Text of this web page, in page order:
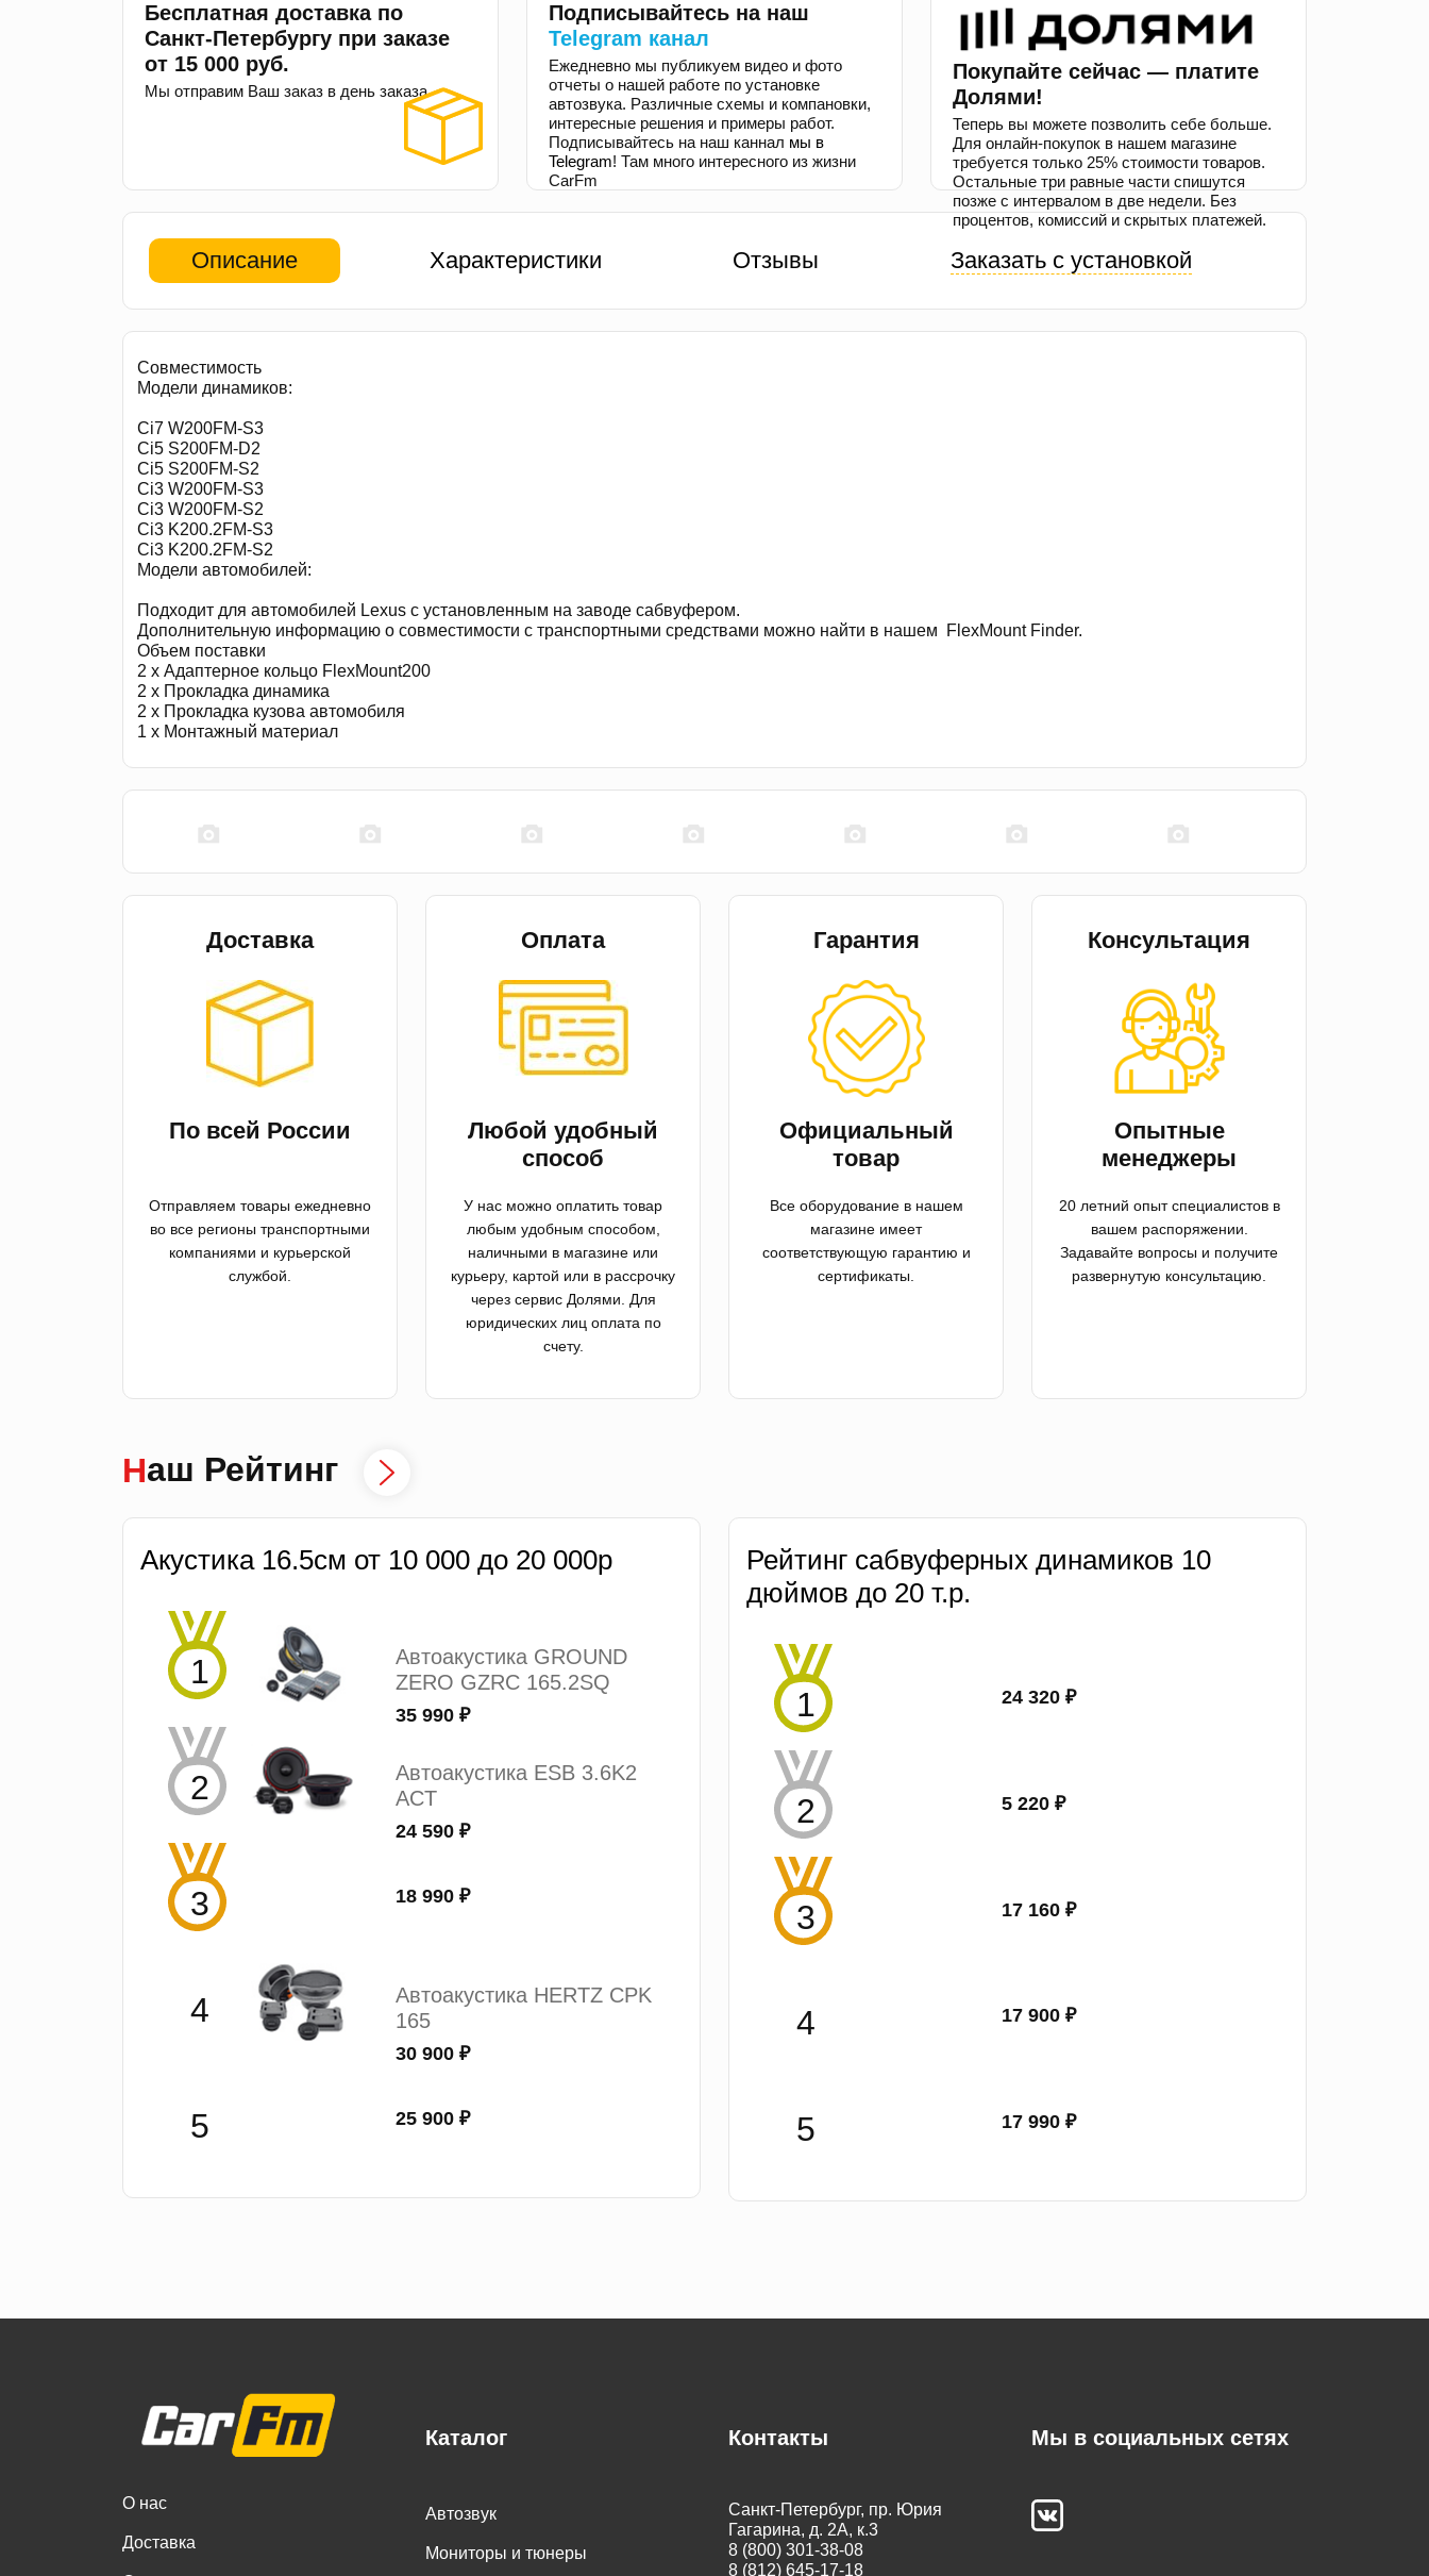
Бесплатная доставка по
Санкт-Петербургу при заказе
от 15 000 руб.
Мы отправим Ваш заказ в день заказа.
Подписывайтесь на наш
Telegram канал
Ежедневно мы публикуем видео и фото
отчеты о нашей работе по установке
автозвука. Различные схемы и компановки,
интересные решения и примеры работ.
Подписывайтесь на наш каннал мы в
Telegram! Там много интересного из жизни
CarFm
Покупайте сейчас — платите
Долями!
Теперь вы можете позволить себе больше.
Для онлайн-покупок в нашем магазине
требуется только 25% стоимости товаров.
Остальные три равные части спишутся
позже с интервалом в две недели. Без
процентов, комиссий и скрытых платежей.
Описание Характеристики Отзывы Заказать с установкой
Совместимость
Модели динамиков:
Ci7 W200FM-S3
Ci5 S200FM-D2
Ci5 S200FM-S2
Ci3 W200FM-S3
Ci3 W200FM-S2
Ci3 K200.2FM-S3
Ci3 K200.2FM-S2
Модели автомобилей:
Подходит для автомобилей Lexus с установленным на заводе сабвуфером.
Дополнительную информацию о совместимости с транспортными средствами можно найти в нашем FlexMount Finder.
Объем поставки
2 x Адаптерное кольцо FlexMount200
2 x Прокладка динамика
2 x Прокладка кузова автомобиля
1 x Монтажный материал
Доставка
По всей России
Отправляем товары ежедневно
во все регионы транспортными
компаниями и курьерской
службой.
Оплата
Любой удобный
способ
У нас можно оплатить товар
любым удобным способом,
наличными в магазине или
курьеру, картой или в рассрочку
через сервис Долями. Для
юридических лиц оплата по
счету.
Гарантия
Официальный
товар
Все оборудование в нашем
магазине имеет
соответствующую гарантию и
сертификаты.
Консультация
Опытные
менеджеры
20 летний опыт специалистов в
вашем распоряжении.
Задавайте вопросы и получите
развернутую консультацию.
Наш Рейтинг
Акустика 16.5см от 10 000 до 20 000р
Автоакустика GROUND
ZERO GZRC 165.2SQ
35 990 ₽
Автоакустика ESB 3.6K2
ACT
24 590 ₽
18 990 ₽
Автоакустика HERTZ CPK
165
30 900 ₽
25 900 ₽
Рейтинг сабвуферных динамиков 10
дюймов до 20 т.р.
24 320 ₽
5 220 ₽
17 160 ₽
17 900 ₽
17 990 ₽
О нас
Доставка
Каталог
Автозвук
Мониторы и тюнеры
Контакты
Санкт-Петербург, пр. Юрия
Гагарина, д. 2А, к.3
8 (800) 301-38-08
8 (812) 645-17-18
Мы в социальных сетях